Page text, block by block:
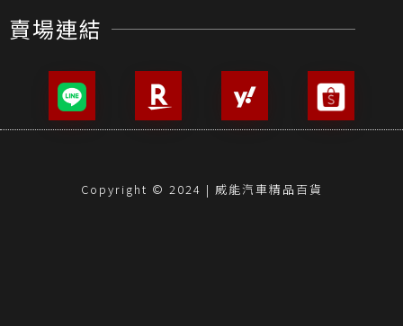
賣場連結
Copyright © 2024 | 威能汽車精品百貨